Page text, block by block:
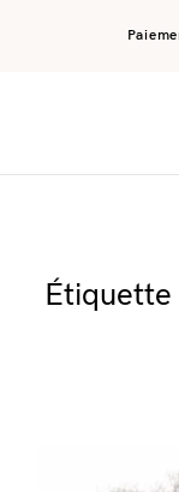
Étiquette